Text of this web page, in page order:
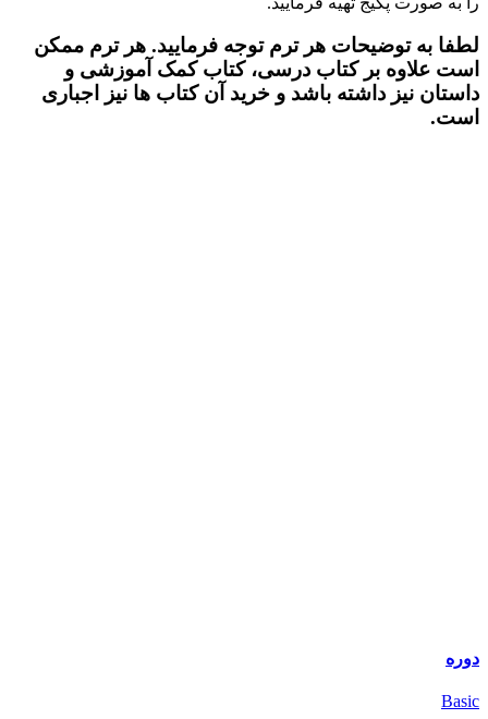
لطفا به توضیحات هر ترم توجه فرمایید. هر ترم ممکن
است علاوه بر کتاب درسی، کتاب کمک آموزشی و
داستان نیز داشته باشد و خرید آن کتاب ها نیز اجباری
است.
دوره
Basic